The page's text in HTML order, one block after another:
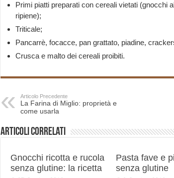
Primi piatti preparati con cereali vietati (gnocchi
ripiene);
Triticale;
Pancarrè, focacce, pan grattato, piadine,
Crusca e malto dei cereali proibiti.
Articolo Precedente
La Farina di Miglio: proprietà e
come usarla
Articoli correlati
Gnocchi ricotta e rucola
senza glutine: la ricetta
Pasta fave e
senza glutine